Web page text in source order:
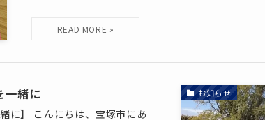
お知らせ
一緒に
に】 こんにちは、宝塚市にあ